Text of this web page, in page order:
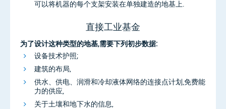
可以将机器的每个支架安装在单独建造的地基上.
直接工业基金
为了设计这种类型的地基,需要下列初步数据:
设备技术护照;
建筑的布局,
供水、供电、润滑和冷却液体网络的连接点计划,免费能
力的供应,
关于土壤和地下水的信息,